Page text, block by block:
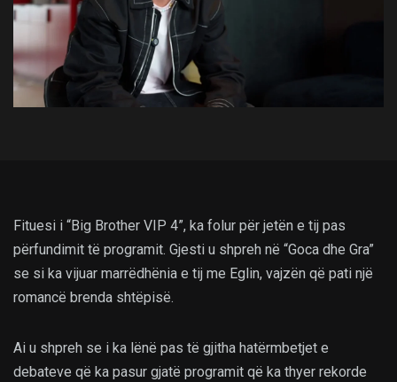
Fituesi i “Big Brother VIP 4”, ka folur për jetën e tij pas
përfundimit të programit. Gjesti u shpreh në “Goca dhe Gra”
se si ka vijuar marrëdhënia e tij me Eglin, vajzën që pati një
romancë brenda shtëpisë.
Ai u shpreh se i ka lënë pas të gjitha hatërmbetjet e
debateve që ka pasur gjatë programit që ka thyer rekorde